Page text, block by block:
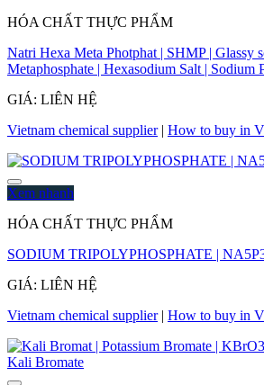
HÓA CHẤT THỰC PHẨM
Natri Hexa Meta Photphat | SHMP | Glassy
Metaphosphate | Hexasodium Salt | Sodium
GIÁ: LIÊN HỆ
Vietnam chemical supplier| How to buy in
Xem nhanh
HÓA CHẤT THỰC PHẨM
SODIUM TRIPOLYPHOSPHATE |
GIÁ: LIÊN HỆ
Vietnam chemical supplier| How to buy in